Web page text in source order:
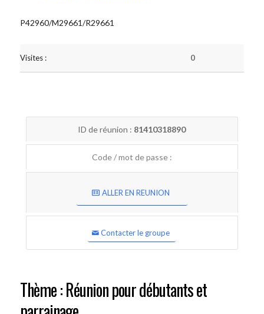
P42960/M29661/R29661
Visites : 0
ID de réunion : 81410318890
Code / mot de passe :
ALLER EN REUNION
Contacter le groupe
Thème : Réunion pour débutants et